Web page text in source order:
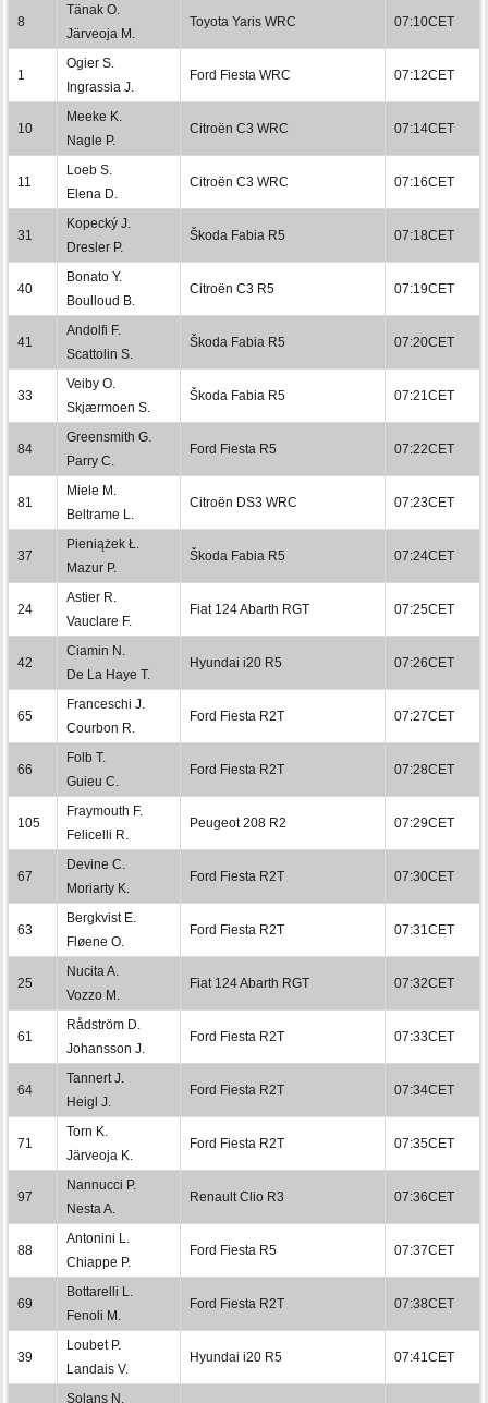
8
Tänak O.
Järveoja M.
Toyota Yaris WRC 07:10CET
1
Ogier S.
Ingrassia J.
Ford Fiesta WRC 07:12CET
10
Meeke K.
Nagle P.
Citroën C3 WRC 07:14CET
11
Loeb S.
Elena D.
Citroën C3 WRC 07:16CET
31
Kopecký J.
Dresler P.
Škoda Fabia R5 07:18CET
40
Bonato Y.
Boulloud B.
Citroën C3 R5 07:19CET
41
Andolfi F.
Scattolin S.
Škoda Fabia R5 07:20CET
33
Veiby O.
Skjærmoen S.
Škoda Fabia R5 07:21CET
84
Greensmith G.
Parry C.
Ford Fiesta R5 07:22CET
81
Miele M.
Beltrame L.
Citroën DS3 WRC 07:23CET
37
Pieniążek Ł.
Mazur P.
Škoda Fabia R5 07:24CET
24
Astier R.
Vauclare F.
Fiat 124 Abarth RGT 07:25CET
42
Ciamin N.
De La Haye T.
Hyundai i20 R5 07:26CET
65
Franceschi J.
Courbon R.
Ford Fiesta R2T 07:27CET
66
Folb T.
Guieu C.
Ford Fiesta R2T 07:28CET
105
Fraymouth F.
Felicelli R.
Peugeot 208 R2 07:29CET
67
Devine C.
Moriarty K.
Ford Fiesta R2T 07:30CET
63
Bergkvist E.
Fløene O.
Ford Fiesta R2T 07:31CET
25
Nucita A.
Vozzo M.
Fiat 124 Abarth RGT 07:32CET
61
Rådström D.
Johansson J.
Ford Fiesta R2T 07:33CET
64
Tannert J.
Heigl J.
Ford Fiesta R2T 07:34CET
71
Torn K.
Järveoja K.
Ford Fiesta R2T 07:35CET
97
Nannucci P.
Nesta A.
Renault Clio R3 07:36CET
88
Antonini L.
Chiappe P.
Ford Fiesta R5 07:37CET
69
Bottarelli L.
Fenoli M.
Ford Fiesta R2T 07:38CET
39
Loubet P.
Landais V.
Hyundai i20 R5 07:41CET
Solans N.